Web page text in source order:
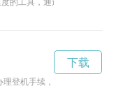
的工具，通过优化网络连
登机手续，一元机场官网
下载